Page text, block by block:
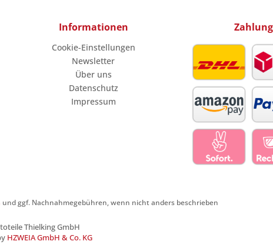
Informationen
Cookie-Einstellungen
Newsletter
Über uns
Datenschutz
Impressum
und ggf. Nachnahmegebühren, wenn nicht anders beschrieben
Thielking GmbH
HZWEIA GmbH & Co. KG